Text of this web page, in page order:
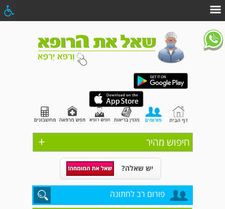
+ חיפוש מהיר
יש שאלה?
פורום רב לחתונה